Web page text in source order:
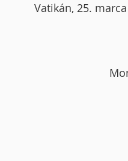
Vatikán, 25.
Mons.